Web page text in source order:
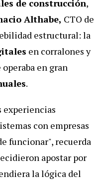
de construcción,
Althabe, CTO de
estructural: la
en corralones y
en gran
.
experiencias
con empresas
funcionar", recuerda
apostar por
la lógica del